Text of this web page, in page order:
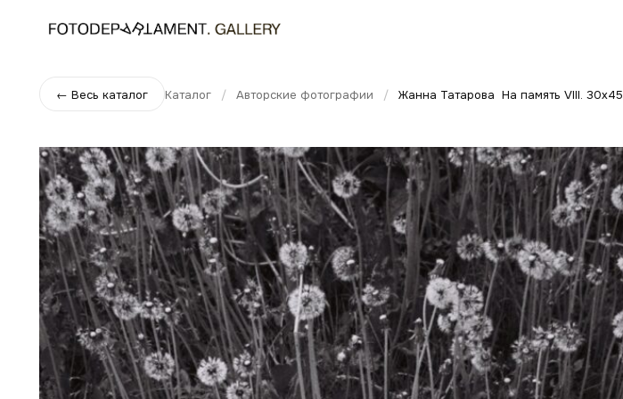
← Весь каталог Каталог / Авторские фотографии / Жанна Татарова На память VIII. 30х45